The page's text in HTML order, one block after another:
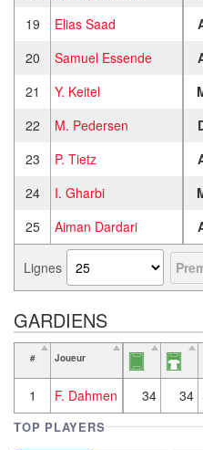
19
Elias Saad
20
Samuel Essende
21
Y. Keitel
22
M. Pedersen
23
P. Tietz
24
I. Gharbi
25
Aiman Dardari
Lignes
GARDIENS
# Joueur
1 F. Dahmen 34 34
TOP PLAYERS